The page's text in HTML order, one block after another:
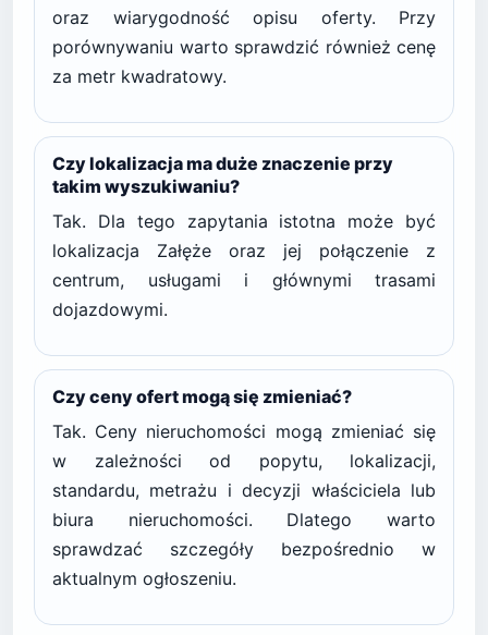
oraz wiarygodność opisu oferty. Przy
porównywaniu warto sprawdzić również cenę
za metr kwadratowy.
Czy lokalizacja ma duże znaczenie przy
takim wyszukiwaniu?
Tak. Dla tego zapytania istotna może być
lokalizacja Załęże oraz jej połączenie z
centrum, usługami i głównymi trasami
dojazdowymi.
Czy ceny ofert mogą się zmieniać?
Tak. Ceny nieruchomości mogą zmieniać się
w zależności od popytu, lokalizacji,
standardu, metrażu i decyzji właściciela lub
biura nieruchomości. Dlatego warto
sprawdzać szczegóły bezpośrednio w
aktualnym ogłoszeniu.